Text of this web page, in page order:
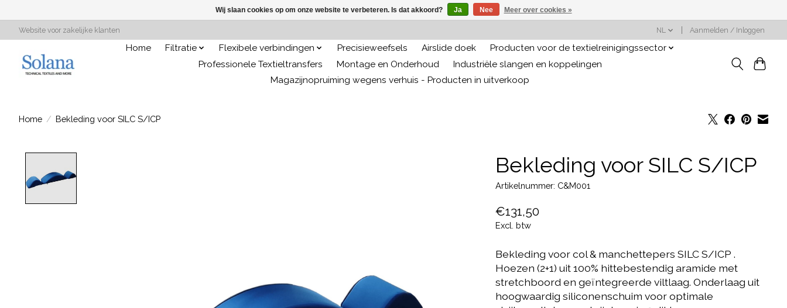
Website voor zakelijke klanten NL Aanmelden / Inloggen
Home Filtratie Flexibele verbindingen Precisieweefsels Airslide doek
Producten voor de textielreinigingssector
Professionele Textieltransfers
Montage en Onderhoud
Industriële slangen en koppelingen
Magazijnopruiming wegens verhuis - Producten in uitverkoop
Home / Bekleding voor SILC S/ICP
Bekleding voor SILC S/ICP
Artikelnummer: C&M001
€131,50
Excl. btw
Bekleding voor col & manchettepers SILC S/ICP .
Hoezen (2+1) uit 100% hittebestendig aramide met
stretchboord en geïntegreerde viltlaag. Onderlaag uit
hoogwaardig siliconenschuim voor optimale
Wij slaan cookies op om onze website te verbeteren. Is dat akkoord? Ja Nee Meer over cookies »